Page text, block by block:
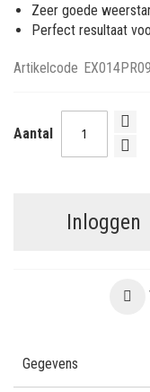
Zeer goede
Perfect resultaat
Artikelcode
Aantal
Inloggen
Gegevens